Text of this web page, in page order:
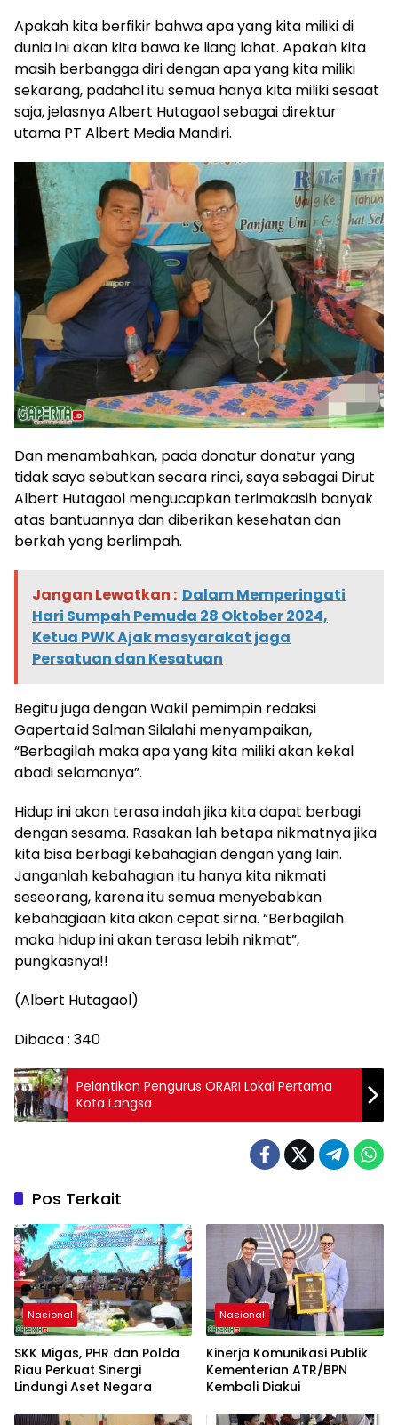
Apakah kita berfikir bahwa apa yang kita miliki di
dunia ini akan kita bawa ke liang lahat. Apakah kita
masih berbangga diri dengan apa yang kita miliki
sekarang, padahal itu semua hanya kita miliki sesaat
saja, jelasnya Albert Hutagaol sebagai direktur
utama PT Albert Media Mandiri.
Dan menambahkan, pada donatur donatur yang
tidak saya sebutkan secara rinci, saya sebagai Dirut
Albert Hutagaol mengucapkan terimakasih banyak
atas bantuannya dan diberikan kesehatan dan
berkah yang berlimpah.
Jangan Lewatkan : Dalam Memperingati
Hari Sumpah Pemuda 28 Oktober 2024,
Ketua PWK Ajak masyarakat jaga
Persatuan dan Kesatuan
Begitu juga dengan Wakil pemimpin redaksi
Gaperta.id Salman Silalahi menyampaikan,
“Berbagilah maka apa yang kita miliki akan kekal
abadi selamanya”.
Hidup ini akan terasa indah jika kita dapat berbagi
dengan sesama. Rasakan lah betapa nikmatnya jika
kita bisa berbagi kebahagian dengan yang lain.
Janganlah kebahagian itu hanya kita nikmati
seseorang, karena itu semua menyebabkan
kebahagiaan kita akan cepat sirna. “Berbagilah
maka hidup ini akan terasa lebih nikmat”,
pungkasnya!!
(Albert Hutagaol)
Dibaca : 340
Pelantikan Pengurus ORARI Lokal Pertama
Kota Langsa
Pos Terkait
Nasional
SKK Migas, PHR dan Polda
Riau Perkuat Sinergi
Lindungi Aset Negara
Nasional
Kinerja Komunikasi Publik
Kementerian ATR/BPN
Kembali Diakui